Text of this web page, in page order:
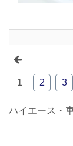
1 2 3
ハイエース・